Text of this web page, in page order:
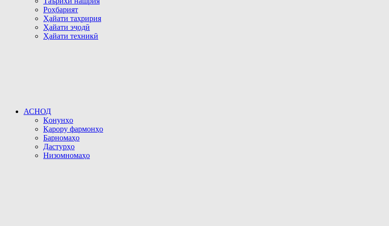
Роҳбарият
Ҳайати таҳририя
Ҳайати эҷодӣ
Ҳайати техникӣ
АСНОД
Қонунҳо
Қарору фармонҳо
Барномаҳо
Дастурҳо
Низомномаҳо